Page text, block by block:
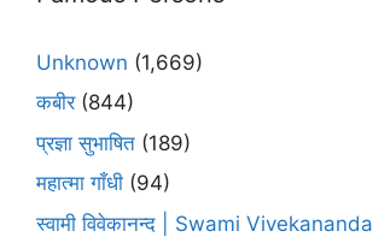
Unknown (1,669)
कबीर(844)
प्रज्ञा सुभाषित (189)
महात्मा गाँधी (94)
स्वामी विवेकानन्द | Swami Vivekananda